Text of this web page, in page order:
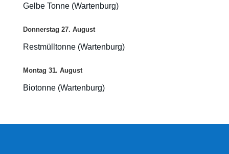
Gelbe Tonne (Wartenburg)
Donnerstag 27. August
Restmülltonne (Wartenburg)
Montag 31. August
Biotonne (Wartenburg)